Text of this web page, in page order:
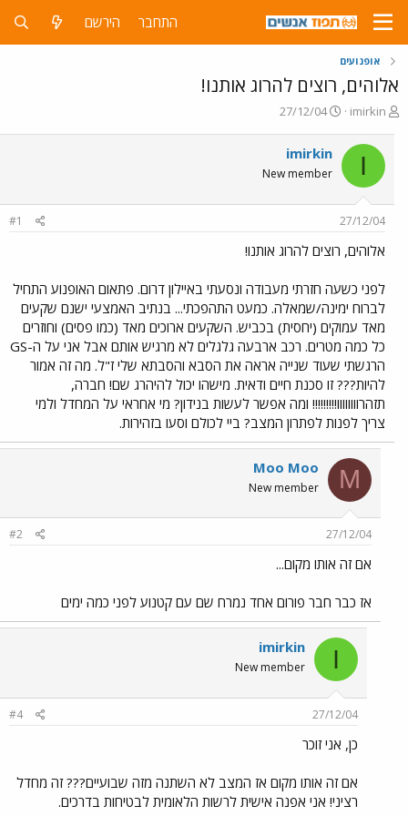
התחבר הירשם
אופנועים
אלוהים, רוצים להרוג אותנו!
פ
ח
ה
ו
ש
imirkin
פ
ס
ם
ת
י
27/12/04
I
imirkin
New member
27/12/04
#1
אלוהים, רוצים להרוג אותנו!
לפני כשעה חזרתי מעבודה ונסעתי באיילון דרום. פתאום האופנוע התחיל
לברוח ימינה/שמאלה. כמעט התהפכתי... בנתיב האמצעי ישנם שקעים
מאד עמוקים (יחסית) בכביש. השקעים ארוכים מאד (כמו פסים) וחוזרים
כל כמה מטרים. רכב ארבעה גלגלים לא מרגיש אותם אבל אני על ה-GS
הרגשתי שעוד שנייה אראה את הסבא והסבתא שלי ז"ל. מה זה אמור
להיות??? זו סכנת חיים ודאית. מישהו יכול להיהרג שם! חברה,
תזהרוווווווו!!!!!!!!! ומה אפשר לעשות בנידון? מי אחראי על המחדל ולמי
צריך לפנות לפתרון המצב? ביי לכולם וסעו בזהירות.
M
Moo Moo
New member
27/12/04
#2
אם זה אותו מקום...
אז כבר חבר פורום אחד נמרח שם עם קטנוע לפני כמה ימים
I
imirkin
New member
27/12/04
#4
כן, אני זוכר
אם זה אותו מקום אז המצב לא השתנה מזה שבועיים??? זה מחדל
רציני! אני אפנה אישית לרשות הלאומית לבטיחות בדרכים.